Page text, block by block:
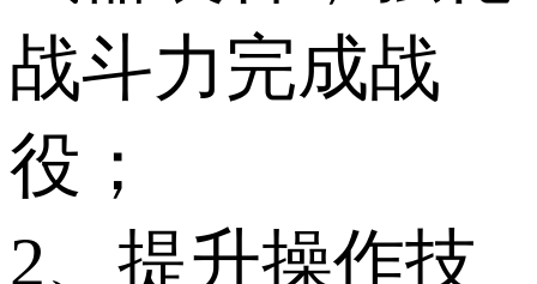
战斗力完成战
役；
2、提升操作技